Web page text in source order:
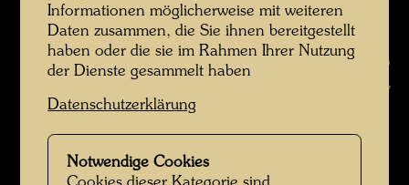
Hundertwasser mit Wolfang Seidel , Fotograf: Unbekannt Unknown ©
Hundertwasser Archiv
Hundertwasser Weggefährten
Bildergalerie öffnen
Informationen möglicherweise mit weiteren
Daten zusammen, die Sie ihnen bereitgestellt
haben oder die sie im Rahmen Ihrer Nutzung
der Dienste gesammelt haben
Datenschutzerklärung
Notwendige Cookies